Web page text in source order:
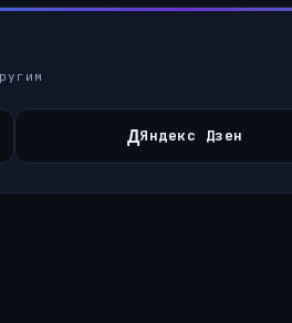
ДЯндекс Дзен